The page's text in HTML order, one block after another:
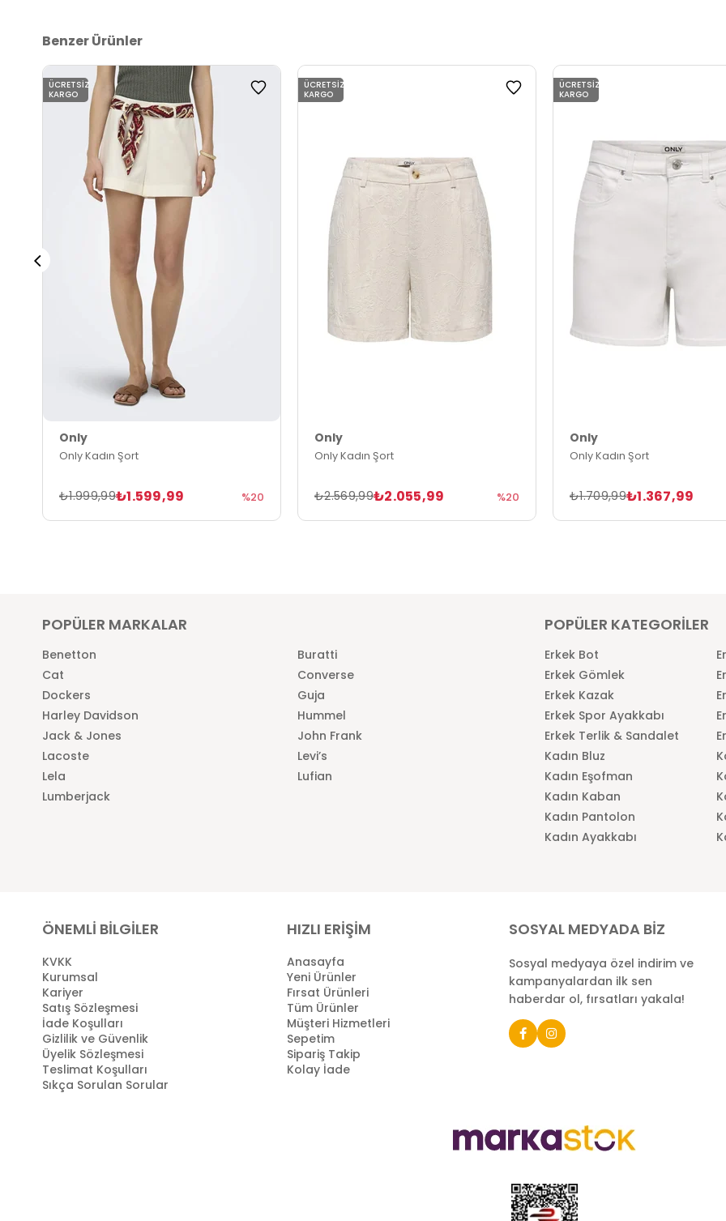
Benzer Ürünler
Only
Only Kadın Şort
₺1.599,99
₺1.999,99 %20
ÜCRETSIZ
KARGO
Only
Only Kadın Şort
₺2.055,99
₺2.569,99 %20
ÜCRETSIZ
KARGO
Only
Only Kadın Şort
₺1.367,99
₺1.709,99
ÜCRETSIZ
KARGO
POPÜLER MARKALAR
Benetton
Buratti
Cat
Converse
Dockers
Guja
Harley Davidson
Hummel
Jack & Jones
John Frank
Lacoste
Levi’s
Lela
Lufian
Lumberjack
POPÜLER KATEGORİLER
Erkek Bot
Erkek Gömlek
Erkek Kazak
Erkek Spor Ayakkabı
Erkek Terlik & Sandalet
Kadın Bluz
Kadın Eşofman
Kadın Kaban
Kadın Pantolon
Kadın Ayakkabı
ÖNEMLİ BİLGİLER
KVKK
Kurumsal
Kariyer
Satış Sözleşmesi
İade Koşulları
Gizlilik ve Güvenlik
Üyelik Sözleşmesi
Teslimat Koşulları
Sıkça Sorulan Sorular
HIZLI ERİŞİM
Anasayfa
Yeni Ürünler
Fırsat Ürünleri
Tüm Ürünler
Müşteri Hizmetleri
Sepetim
Sipariş Takip
Kolay İade
SOSYAL MEDYADA BİZ
Sosyal medyaya özel indirim ve
kampanyalardan ilk sen
haberdar ol, fırsatları yakala!